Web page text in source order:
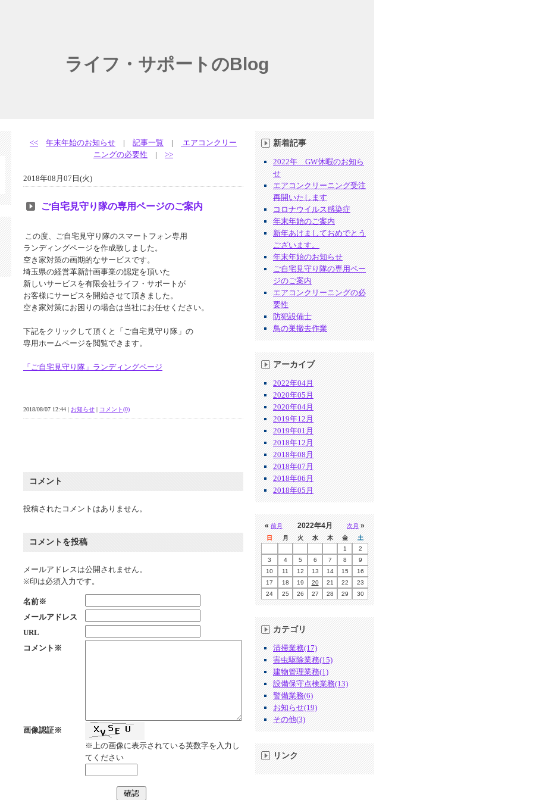
ライフ・サポートのBlog
<< 年末年始のお知らせ | 記事一覧 |
エアコンクリー
ニングの必要性 | >>
2018年08月07日(火)
ご自宅見守り隊の専用ページのご案内
この度、ご自宅見守り隊のスマートフォン専用
ランディングページを作成致しました。
空き家対策の画期的なサービスです。
埼玉県の経営革新計画事業の認定を頂いた
新しいサービスを有限会社ライフ・サポートが
お客様にサービスを開始させて頂きました。
空き家対策にお困りの場合は当社にお任せください。
下記をクリックして頂くと「ご自宅見守り隊」の
専用ホームページを閲覧できます。
「ご自宅見守り隊」ランディングページ
2018/08/07 12:44 | お知らせ | コメント(0)
コメント
投稿されたコメントはありません。
コメントを投稿
メールアドレスは公開されません。
※印は必須入力です。
名前※
メールアドレス
URL
コメント※
画像認証※
※上の画像に表示されている英数字を入力し
てください
新着記事
2022年 GW休暇のお知ら
せ
エアコンクリーニング受注
再開いたします
コロナウイルス感染症
年末年始のご案内
新年あけましておめでとう
ございます。
年末年始のお知らせ
ご自宅見守り隊の専用ペー
ジのご案内
エアコンクリーニングの必
要性
防犯設備士
鳥の巣撤去作業
アーカイブ
2022年04月
2020年05月
2020年04月
2019年12月
2019年01月
2018年12月
2018年08月
2018年07月
2018年06月
2018年05月
«前月 次月»
2022年4月
日 月 火 水 木 金
土
1
2
3
4 5 6 7 8
9
10
11 12 13 14 15
16
17
18 19 20 21 22
23
24
25 26 27 28 29 30
カテゴリ
清掃業務(17)
害虫駆除業務(15)
建物管理業務(1)
設備保守点検業務(13)
警備業務(6)
お知らせ(19)
その他(3)
リンク